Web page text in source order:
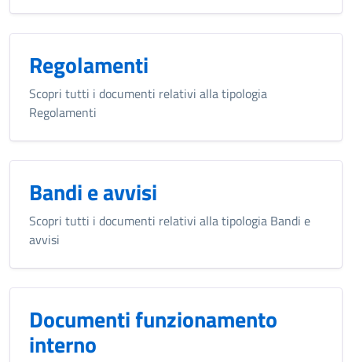
Regolamenti
Scopri tutti i documenti relativi alla tipologia
Regolamenti
Bandi e avvisi
Scopri tutti i documenti relativi alla tipologia Bandi e
avvisi
Documenti funzionamento
interno